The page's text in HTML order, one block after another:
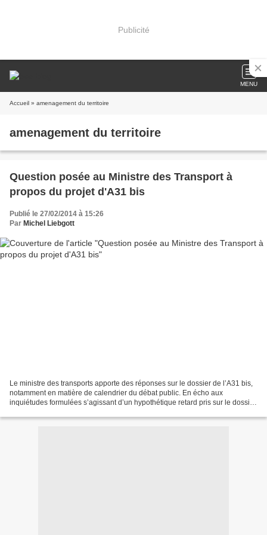
Publicité
MENU
Accueil » amenagement du territoire
amenagement du territoire
Question posée au Ministre des Transport à
propos du projet d'A31 bis
Publié le 27/02/2014 à 15:26
Par Michel Liebgott
Le ministre des transports apporte des réponses sur le dossier de l’A31 bis,
notamment en matière de calendrier du débat public. En écho aux
inquiétudes formulées s’agissant d’un hypothétique retard pris sur le dossier